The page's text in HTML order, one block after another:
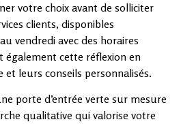
votre choix avant de solliciter
clients, disponibles
vendredi avec des horaires
également cette réflexion en
leurs conseils personnalisés.
porte d’entrée verte sur mesure
qualitative qui valorise votre